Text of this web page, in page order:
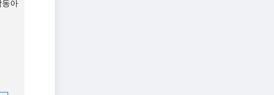
동아